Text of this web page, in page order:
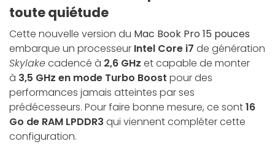
toute quiétude
Cette nouvelle version du Mac Book Pro 15 pouces
embarque un processeur Intel Core i7 de génération
Skylakecadencé à 2,6 GHz et capable de monter
à 3,5 GHz en mode Turbo Boost pour des
performances jamais atteintes par ses
prédécesseurs. Pour faire bonne mesure, ce sont16
Go de RAM LPDDR3 qui viennent compléter cette
configuration.